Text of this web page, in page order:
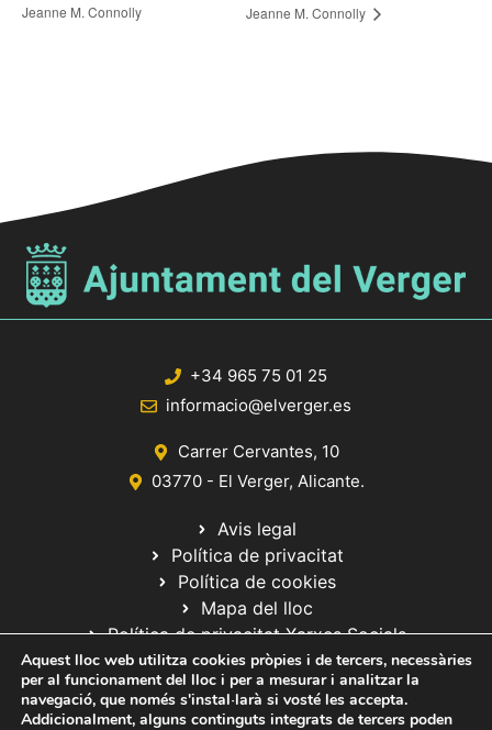
Jeanne M. Connolly
Jeanne M. Connolly
+34 965 75 01 25
informacio@elverger.es
Carrer Cervantes, 10
03770 - El Verger, Alicante.
Avis legal
Política de privacitat
Política de cookies
Mapa del lloc
Política de privacitat Xarxes Socials
Aquest lloc web utilitza cookies pròpies i de tercers, necessàries
per al funcionament del lloc i per a mesurar i analitzar la
navegació, que només s'instal·larà si vosté les accepta.
Addicionalment, alguns continguts integrats de tercers poden